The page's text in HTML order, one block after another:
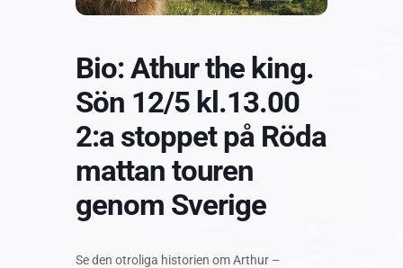
Bio: Athur the king.
Sön 12/5 kl.13.00
2:a stoppet på Röda
mattan touren
genom Sverige
Se den otroliga historien om Arthur –